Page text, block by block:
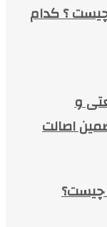
؟ کدام
و
اصالت
چیست؟